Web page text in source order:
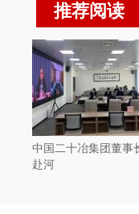
推荐阅读
中国二十冶集团董事
赴河